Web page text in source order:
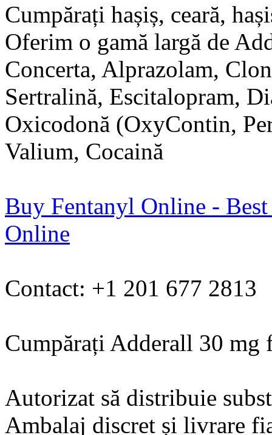
Cumpărați hașiș, ceară,
Oferim o gamă largă de
Concerta, Alprazolam,
Sertralină, Escitalopram,
Oxicodonă (OxyContin,
Valium, Cocaină
Buy Fentanyl Online -
Online
Contact: +1 201 677 2813
Cumpărați Adderall 30 mg
Autorizat să distribuie
Ambalaj discret și livrare